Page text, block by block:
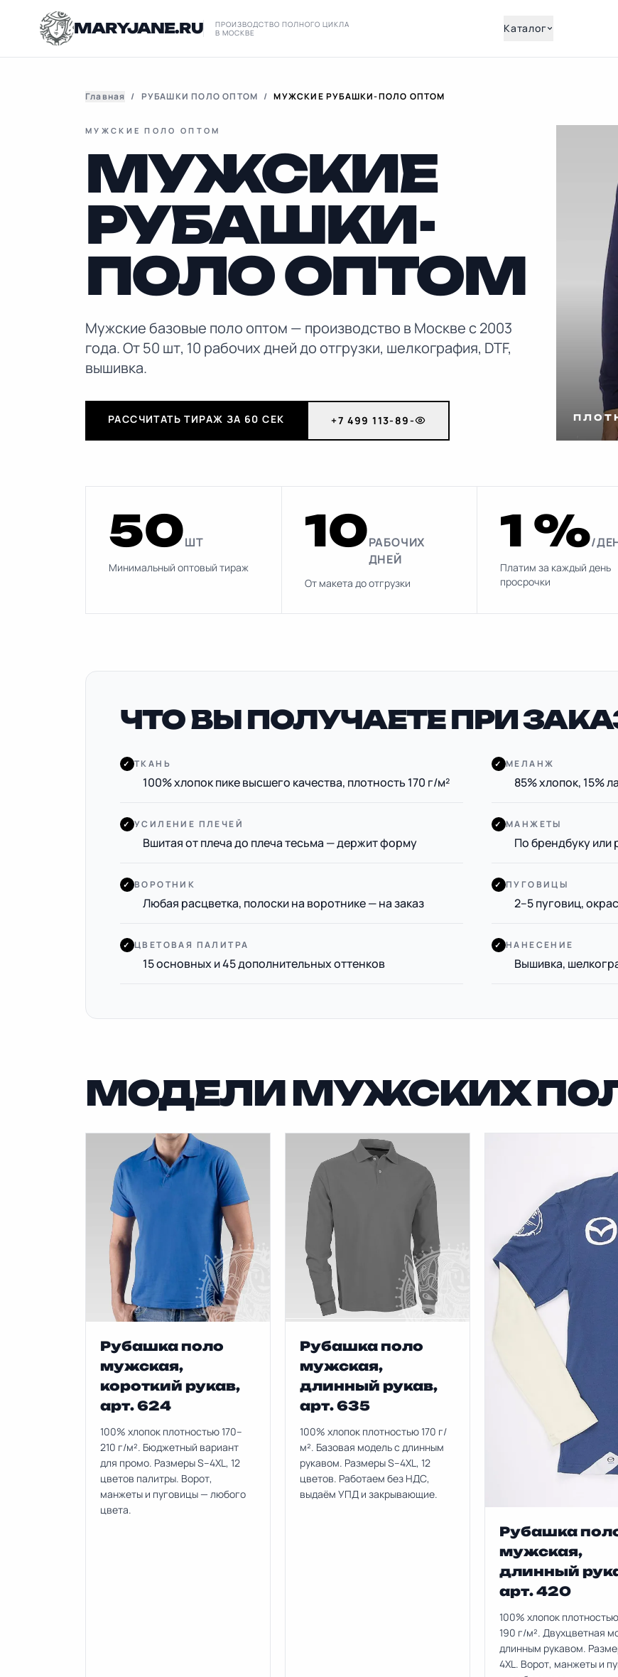
MARYJANE.RU
ПРОИЗВОДСТВО ПОЛНОГО ЦИКЛА
В МОСКВЕ
Каталог
Главная / РУБАШКИ ПОЛО ОПТОМ / МУЖСКИЕ РУБАШКИ-ПОЛО ОПТОМ
МУЖСКИЕ ПОЛО ОПТОМ
МУЖСКИЕ
РУБАШКИ-
ПОЛО ОПТОМ
Мужские базовые поло оптом — производство в Москве с 2003
года. От 50 шт, 10 рабочих дней до отгрузки, шелкография, DTF,
вышивка.
РАССЧИТАТЬ ТИРАЖ ЗА 60 СЕК +7 499 113-89-
50ШТ
Минимальный оптовый тираж
10РАБОЧИХ
ДНЕЙ
От макета до отгрузки
1 %/
Платим за каждый день
просрочки
ЧТО ВЫ ПОЛУЧАЕТЕ ПРИ
✓ ТКАНЬ
100% хлопок пике высшего качества, плотность 170 г/м²
✓ МЕЛАНЖ
85% хлопок, 15%
✓ УСИЛЕНИЕ ПЛЕЧЕЙ
Вшитая от плеча до плеча тесьма — держит форму
✓ МАНЖЕТЫ
По брендбуку или
✓ ВОРОТНИК
Любая расцветка, полоски на воротнике — на заказ
✓ ПУГОВИЦЫ
2–5 пуговиц,
✓ ЦВЕТОВАЯ ПАЛИТРА
15 основных и 45 дополнительных оттенков
✓ НАНЕСЕНИЕ
Вышивка,
МОДЕЛИ МУЖСКИХ
Рубашка поло
мужская,
короткий рукав,
арт. 624
100% хлопок плотностью 170–
210 г/м². Бюджетный вариант
для промо. Размеры S–4XL, 12
цветов палитры. Ворот,
манжеты и пуговицы — любого
цвета.
Рубашка поло
мужская,
длинный рукав,
арт. 635
100% хлопок плотностью 170 г/
м². Базовая модель с длинным
рукавом. Размеры S–4XL, 12
цветов. Работаем без НДС,
выдаём УПД и закрывающие.
Рубашка
мужская,
длинный
арт. 420
100% хлопок
190 г/м². Двухцветная
длинным рукавом.
4XL. Ворот, манжеты и